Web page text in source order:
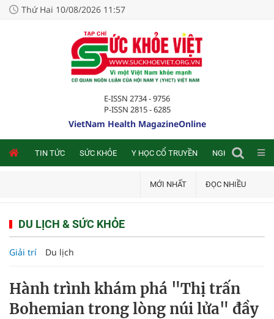
Thứ Hai 10/08/2026 11:57
E-ISSN 2734 - 9756
P-ISSN 2815 - 6285
VietNam Health MagazineOnline
TIN TỨC SỨC KHỎE Y HỌC CỔ TRUYỀN NGHIÊN CỨU
MỚI NHẤT ĐỌC NHIỀU
DU LỊCH & SỨC KHỎE
Giải trí Du lịch
Hành trình khám phá "Thị trấn
Bohemian trong lòng núi lửa" đầy